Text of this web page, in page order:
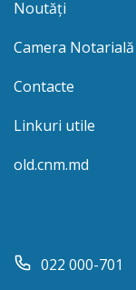
Noutăți
Camera Notarială
Contacte
Linkuri utile
old.cnm.md
022 000-701